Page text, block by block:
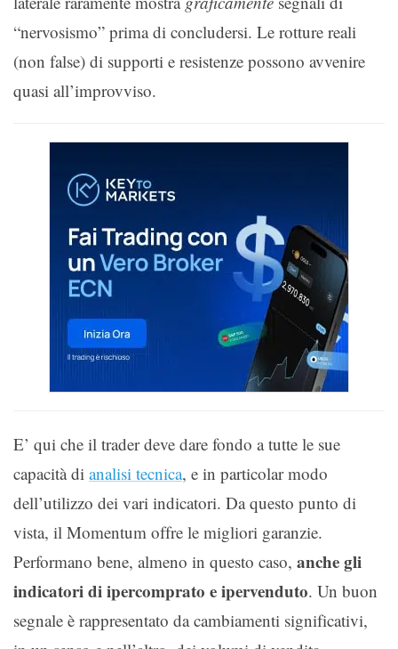
“nervosismo” prima di concludersi. Le rotture reali
(non false) di supporti e resistenze possono avvenire
quasi all’improvviso.
E’ qui che il trader deve dare fondo a tutte le sue
capacità di analisi tecnica, e in particolar modo
dell’utilizzo dei vari indicatori. Da questo punto di
vista, il Momentum offre le migliori garanzie.
Performano bene, almeno in questo caso, anche gli
indicatori di ipercomprato e ipervenduto. Un buon
segnale è rappresentato da cambiamenti significativi,